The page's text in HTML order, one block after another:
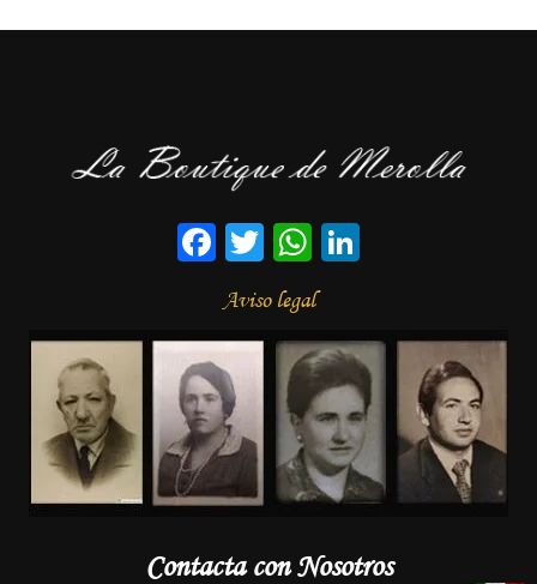
Facebook
TwitterWhatsApp
Aviso legal
Contacta con Nosotros